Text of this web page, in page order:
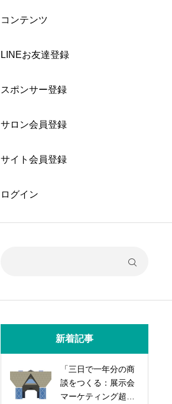
コンテンツ
LINEお友達登録
スポンサー登録
サロン会員登録
サイト会員登録
ログイン
新着記事
「三日で一年分の商
談をつくる：展示会
マーケティング超実